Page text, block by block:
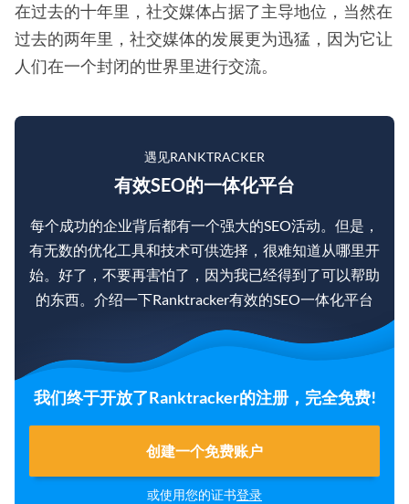
在过去的十年里，社交媒体占据了主导地位，当然在
过去的两年里，社交媒体的发展更为迅猛，因为它让
人们在一个封闭的世界里进行交流。
遇见RANKTRACKER
有效SEO的一体化平台
每个成功的企业背后都有一个强大的SEO活动。但是，
有无数的优化工具和技术可供选择，很难知道从哪里开
始。好了，不要再害怕了，因为我已经得到了可以帮助
的东西。介绍一下Ranktracker有效的SEO一体化平台
我们终于开放了Ranktracker的注册，完全免费!
创建一个免费账户
或使用您的证书登录